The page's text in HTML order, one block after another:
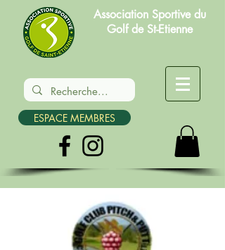
Association Sportive du
Golf de St-Etienne
ESPACE MEMBRES